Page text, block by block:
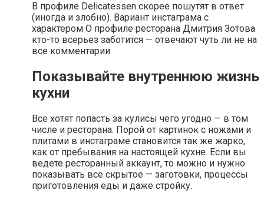
В профиле Delicatessen скорее пошутят в ответ
(иногда и злобно). Вариант инстаграма с
характером О профиле ресторана Дмитрия Зотова
кто-то всерьез заботится — отвечают чуть ли не на
все комментарии
Показывайте внутреннюю жизнь
кухни
Все хотят попасть за кулисы чего угодно — в том
числе и ресторана. Порой от картинок с ножами и
плитами в инстаграме становится так же жарко,
как от пребывания на настоящей кухне. Если вы
ведете ресторанный аккаунт, то можно и нужно
показывать все скрытое — заготовки, процессы
приготовления еды и даже стройку.